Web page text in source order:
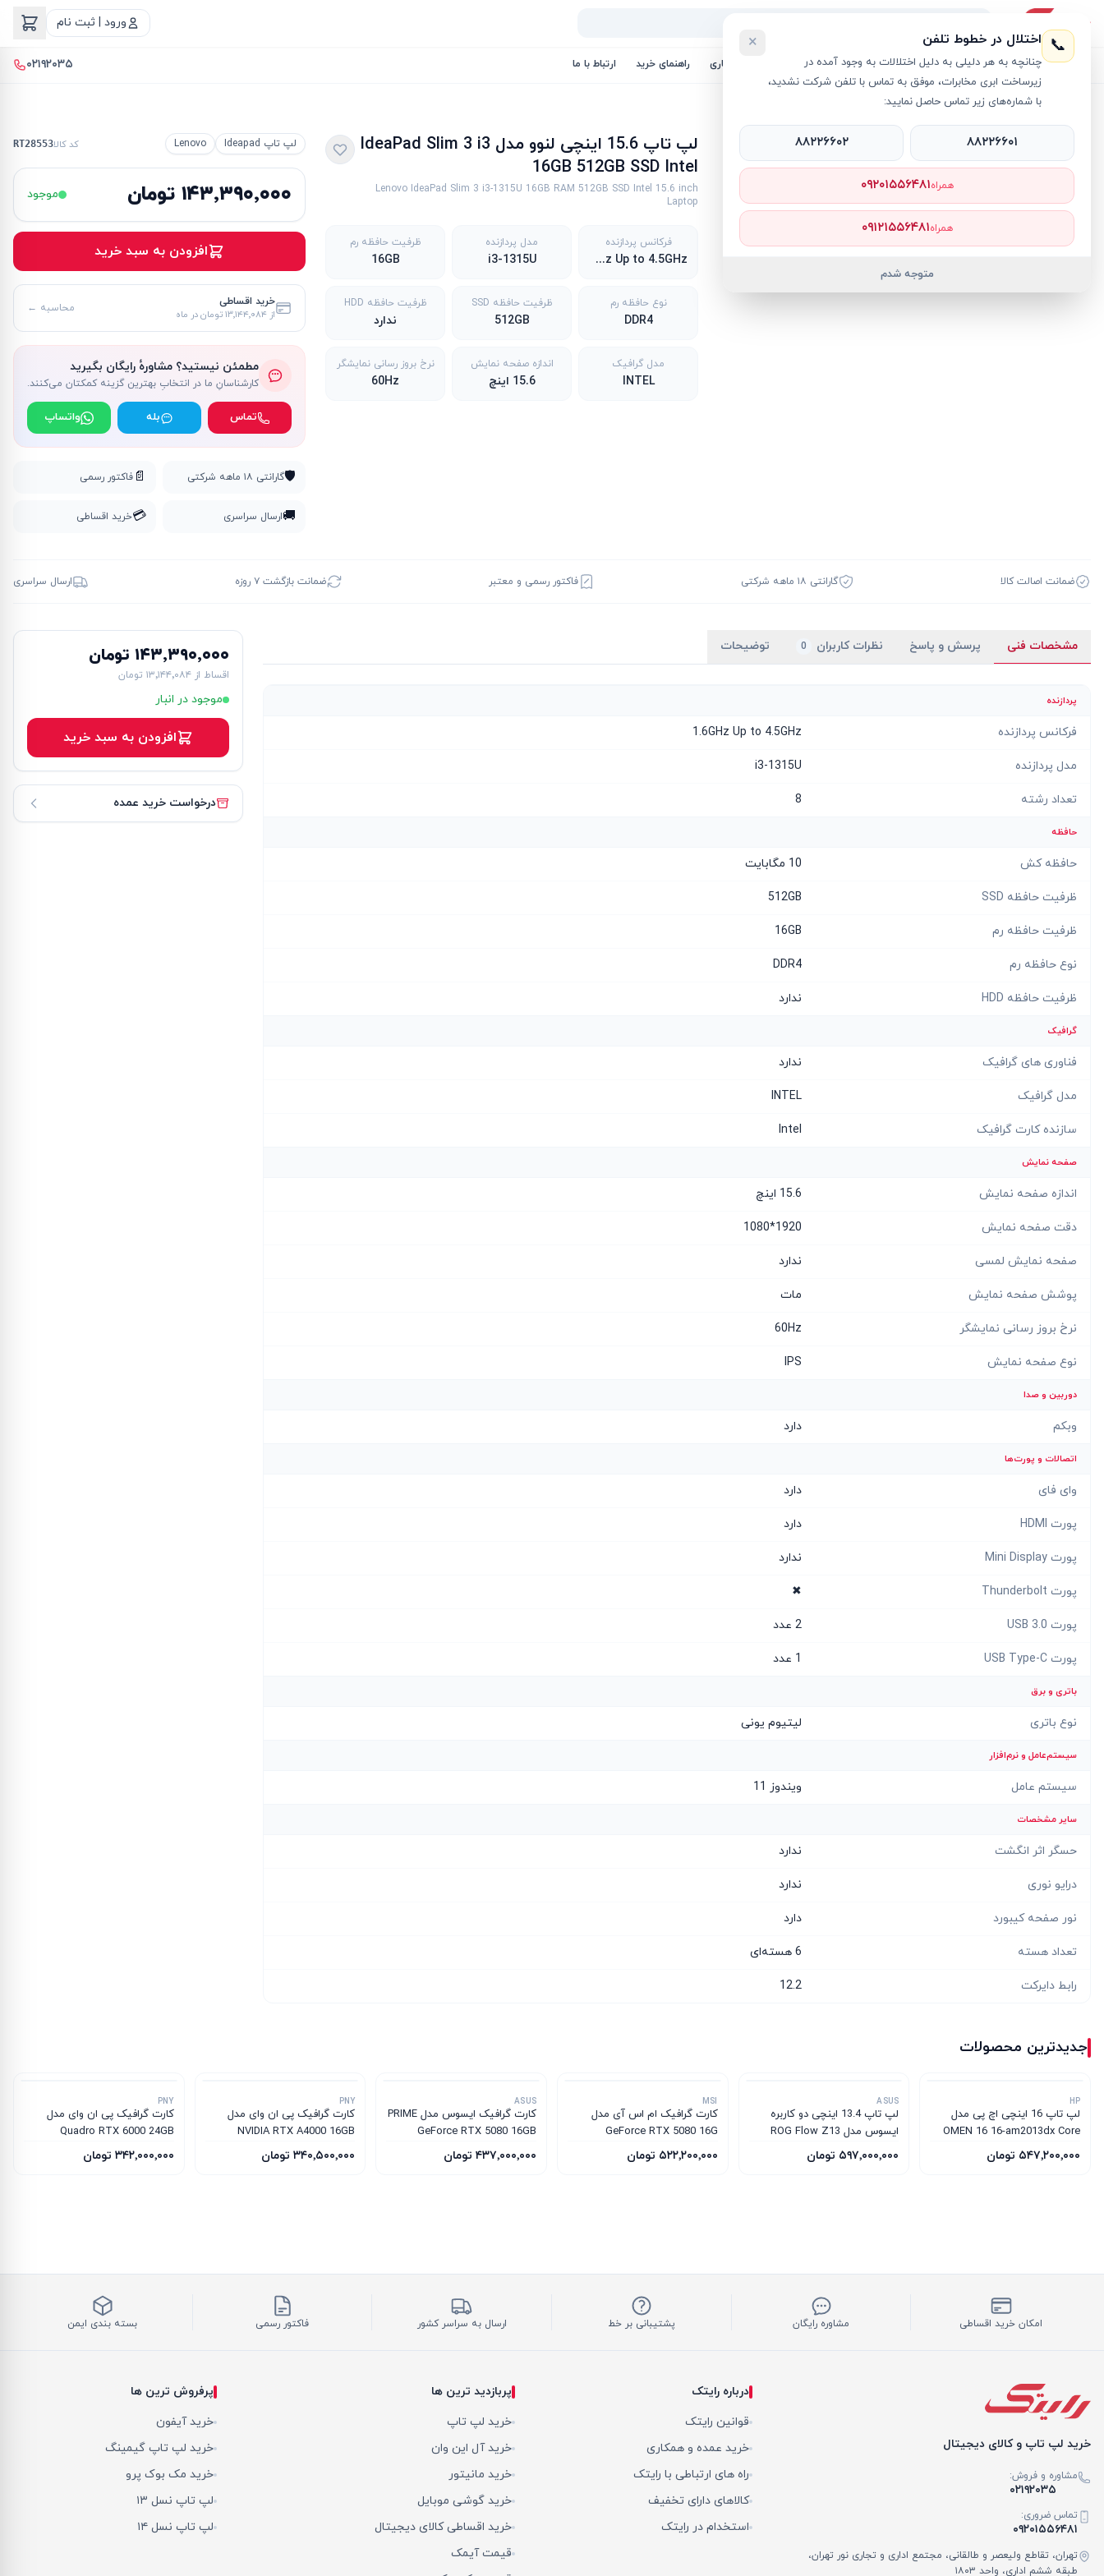
ورود | ثبت نام
لیست محصولات خرید اقساطی خرید سازمانی فروش عمده و همکاری راهنمای خرید ارتباط با ما ۰۲۱۹۲۰۳۵
لپ تاپ Ideapad ›
لپ تاپ Ideapad Lenovo کد کالاRT28553
۱۴۳٬۳۹۰٬۰۰۰ تومان موجود
افزودن به سبد خرید
خرید اقساطی
از ۱۳٬۱۴۴٬۰۸۴ تومان در ماه محاسبه ←
مطمئن نیستید؟ مشاورهٔ رایگان بگیرید
کارشناسانِ ما در انتخابِ بهترین گزینه کمکتان می‌کنند.
تماس بله واتساپ
🛡️گارانتی ۱۸ ماهه شرکتی 📄 فاکتور رسمی
🚚ارسال سراسری 💳خرید اقساطی
لپ تاپ 15.6 اینچی لنوو مدل IdeaPad Slim 3 i3
16GB 512GB SSD Intel
Lenovo IdeaPad Slim 3 i3-1315U 16GB RAM 512GB SSD Intel 15.6 inch
Laptop
فرکانس پردازنده
1.6GHz Up to 4.5GHz
مدل پردازنده
i3-1315U
ظرفیت حافظه رم
16GB
نوع حافظه رم
DDR4
ظرفیت حافظه SSD
512GB
ظرفیت حافظه HDD
ندارد
مدل گرافیک
INTEL
اندازه صفحه نمایش
15.6 اینچ
نرخ بروز رسانی نمایشگر
60Hz
ضمانت اصالت کالا گارانتی ۱۸ ماهه شرکتی فاکتور رسمی و معتبر ضمانت بازگشت ۷ روزه ارسال سراسری
مشخصات فنی پرسش و پاسخ نظرات کاربران 0 توضیحات
پردازنده
فرکانس پردازنده 1.6GHz Up to 4.5GHz
مدل پردازنده i3-1315U
تعداد رشته 8
حافظه
حافظه کش 10 مگابایت
ظرفیت حافظه SSD 512GB
ظرفیت حافظه رم 16GB
نوع حافظه رم DDR4
ظرفیت حافظه HDD ندارد
گرافیک
فناوری های گرافیک ندارد
مدل گرافیک INTEL
سازنده کارت گرافیک Intel
صفحه نمایش
اندازه صفحه نمایش 15.6 اینچ
دقت صفحه نمایش 1920*1080
صفحه نمایش لمسی ندارد
پوشش صفحه نمایش مات
نرخ بروز رسانی نمایشگر 60Hz
نوع صفحه نمایش IPS
دوربین و صدا
وبکم دارد
اتصالات و پورت‌ها
وای فای دارد
پورت HDMI دارد
پورت Mini Display ندارد
پورت Thunderbolt ✖
پورت USB 3.0 2 عدد
پورت USB Type-C 1 عدد
باتری و برق
نوع باتری لیتیوم یونی
سیستم‌عامل و نرم‌افزار
سیستم عامل ویندوز 11
سایر مشخصات
حسگر اثر انگشت ندارد
درایو نوری ندارد
نور صفحه کیبورد دارد
تعداد هسته 6 هسته‌ای
رابط دایرکت 12.2
۱۴۳٬۳۹۰٬۰۰۰ تومان
اقساط از ۱۳٬۱۴۴٬۰۸۴ تومان
موجود در انبار
افزودن به سبد خرید
درخواست خرید عمده
جدیدترین محصولات
HP
لپ تاپ 16 اینچی اچ پی مدل
OMEN 16 16-am2013dx Core
Ultra 7-356H 16GB 512GB SSD
۵۴۷٬۲۰۰٬۰۰۰ تومان
ASUS
لپ تاپ 13.4 اینچی دو کاربره
ایسوس مدل ROG Flow Z13
GZ302EA AMD Ryzen AI
Max+-395 64GB 1TB SSD AMD
۵۹۷٬۰۰۰٬۰۰۰ تومان
MSI
کارت گرافیک ام‌ اس‌ آی مدل
GeForce RTX 5080 16G
VENTUS 3X OC WHITE
۵۲۲٬۲۰۰٬۰۰۰ تومان
ASUS
کارت گرافیک ایسوس مدل PRIME
GeForce RTX 5080 16GB
GDDR7 OC Edition
۴۳۷٬۰۰۰٬۰۰۰ تومان
PNY
کارت گرافیک پی ان وای مدل
NVIDIA RTX A4000 16GB
۳۴۰٬۵۰۰٬۰۰۰ تومان
PNY
کارت گرافیک پی ان وای مدل
Quadro RTX 6000 24GB
۳۴۲٬۰۰۰٬۰۰۰ تومان
امکان خرید اقساطی مشاوره رایگان پشتیبانی بر خط ارسال به سراسر کشور فاکتور رسمی بسته بندی ایمن
خرید لپ تاپ و کالای دیجیتال
مشاوره و فروش:
۰۲۱۹۲۰۳۵
تماس ضروری:
۰۹۲۰۱۵۵۶۴۸۱
تهران، تقاطع ولیعصر و طالقانی، مجتمع اداری و تجاری نور تهران،
طبقه ششم اداری، واحد ۱۸۰۳
درباره رایتک
قوانین رایتک
خرید عمده و همکاری
راه های ارتباطی با رایتک
کالاهای دارای تخفیف
استخدام در رایتک
پربازدید ترین ها
خرید لپ تاپ
خرید آل این وان
خرید مانیتور
خرید گوشی موبایل
خرید اقساطی کالای دیجیتال
قیمت آیمک
پرفروش ترین ها
خرید آیفون
خرید لپ تاپ گیمینگ
خرید مک بوک پرو
لپ تاپ نسل ۱۳
لپ تاپ نسل ۱۴
📞 اختلال در خطوط تلفن
چنانچه به هر دلیلی به دلیل اختلالات به وجود آمده در
زیرساخت ابری مخابرات، موفق به تماس با تلفن شرکت نشدید،
با شماره‌های زیر تماس حاصل نمایید:
×
۸۸۲۲۶۶۰۱ ۸۸۲۲۶۶۰۲
همراه۰۹۲۰۱۵۵۶۴۸۱
همراه۰۹۱۲۱۵۵۶۴۸۱
متوجه شدم